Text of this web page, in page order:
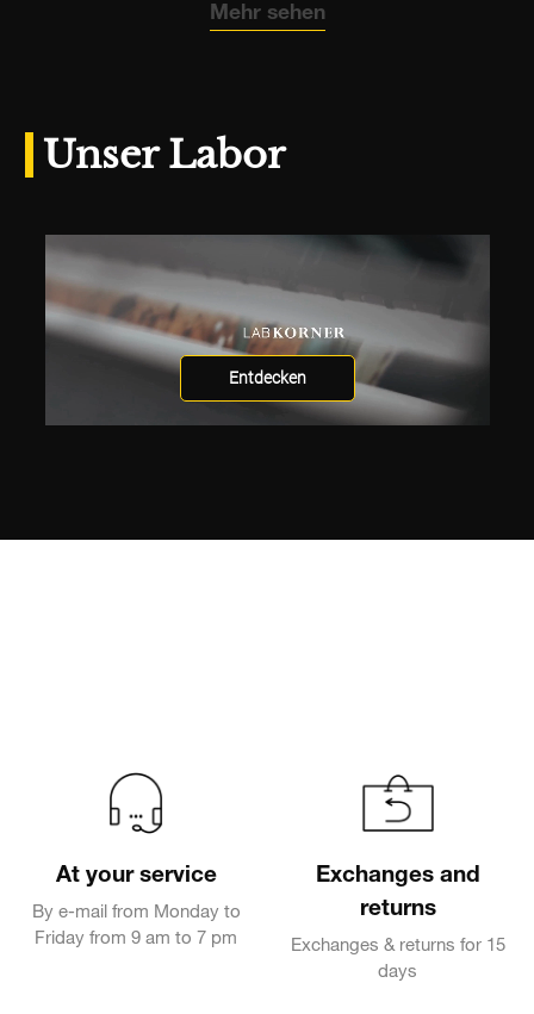
Mehr sehen
Unser Labor
Entdecken
At your service
By e-mail from Monday to
Friday from 9 am to 7 pm
Exchanges and
returns
Exchanges & returns for 15
days